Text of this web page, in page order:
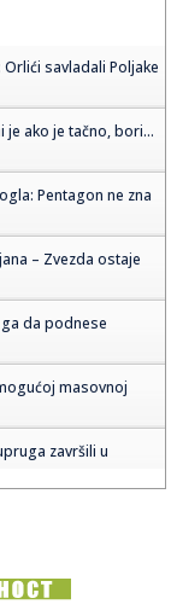
savladali Poljake
je ako je tačno, bori...
Pentagon ne zna
– Zvezda ostaje
da podnese
masovnoj
završili u
dobro poznatog